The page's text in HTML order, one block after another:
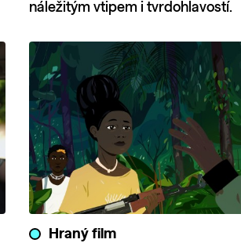
náležitým vtipem i tvrdohlavostí.
Hraný film